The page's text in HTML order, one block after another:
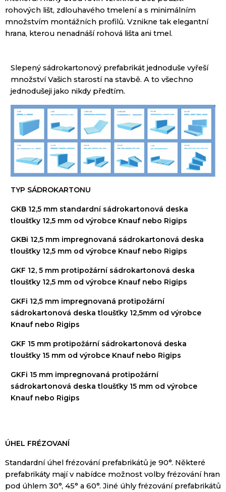
rohových lišt, zdlouhavého tmelení a s minimálním
množstvím montážních profilů. Vznikne tak elegantní
hrana, kterou nenadnáší rohová lišta ani tmel.
Slepený sádrokartonový prefabrikát jednoduše vyřeší
množství Vašich starostí na stavbě. A to všechno
jednodušeji jako nikdy předtím.
TYP SÁDROKARTONU
GKB 12,5 mm standardní sádrokartonová deska
tloušťky 12,5 mm od výrobce Knauf nebo Rigips
GKBi 12,5 mm impregnovaná sádrokartonová deska
tloušťky 12,5 mm od výrobce Knauf nebo Rigips
GKF 12, 5 mm protipožární sádrokartonová deska
tloušťky 12,5 mm od výrobce Knauf nebo Rigips
GKFi 12,5 mm impregnovaná protipožární
sádrokartonová deska tloušťky 12,5mm od výrobce
Knauf nebo Rigips
GKF 15 mm protipožární sádrokartonová deska
tloušťky 15 mm od výrobce Knauf nebo Rigips
GKFi 15 mm impregnovaná protipožární
sádrokartonová deska tloušťky 15 mm od výrobce
Knauf nebo Rigips
ÚHEL FRÉZOVANÍ
Standardní úhel frézování prefabrikátů je 90°. Některé
prefabrikáty mají v nabídce možnost volby frézování hran
pod úhlem 30°, 45° a 60°. Jiné úhly frézování prefabrikátů